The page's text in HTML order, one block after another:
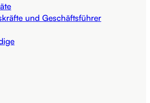
und Geschäftsführer